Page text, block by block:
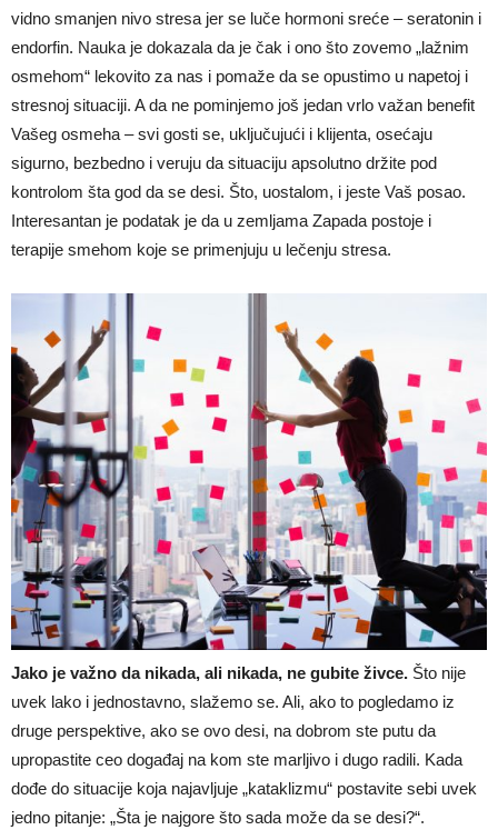
vidno smanjen nivo stresa jer se luče hormoni sreće – seratonin i
endorfin. Nauka je dokazala da je čak i ono što zovemo „lažnim
osmehom“ lekovito za nas i pomaže da se opustimo u napetoj i
stresnoj situaciji. A da ne pominjemo još jedan vrlo važan benefit
Vašeg osmeha – svi gosti se, uključujući i klijenta, osećaju
sigurno, bezbedno i veruju da situaciju apsolutno držite pod
kontrolom šta god da se desi. Što, uostalom, i jeste Vaš posao.
Interesantan je podatak je da u zemljama Zapada postoje i
terapije smehom koje se primenjuju u lečenju stresa.
Jako je važno da nikada, ali nikada, ne gubite živce. Što nije
uvek lako i jednostavno, slažemo se. Ali, ako to pogledamo iz
druge perspektive, ako se ovo desi, na dobrom ste putu da
upropastite ceo događaj na kom ste marljivo i dugo radili. Kada
dođe do situacije koja najavljuje „kataklizmu“ postavite sebi uvek
jedno pitanje: „Šta je najgore što sada može da se desi?“.